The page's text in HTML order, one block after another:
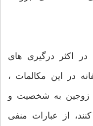
در اکثر درگیری های
در این مکالمات ،
زوجین به شخصیت و
از عبارات منفی